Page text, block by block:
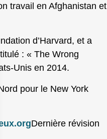
travail en Afghanistan et
d’Harvard, et a
: « The Wrong
Unis en 2014.
pour le New York
Dernière révision